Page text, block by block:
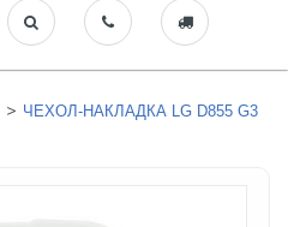
> ЧЕХОЛ-НАКЛАДКА LG D855 G3